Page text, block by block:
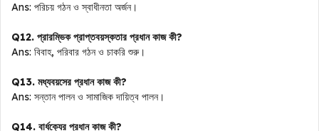
Ans: পরিচয় গঠন ও স্বাধীনতা অর্জন।
Q12. প্রারম্ভিক প্রাপ্তবয়স্কতার প্রধান কাজ কী?
Ans: বিবাহ, পরিবার গঠন ও চাকরি শুরু।
Q13. মধ্যবয়সের প্রধান কাজ কী?
Ans: সন্তান পালন ও সামাজিক দায়িত্ব পালন।
Q14. বার্ধক্যের প্রধান কাজ কী?